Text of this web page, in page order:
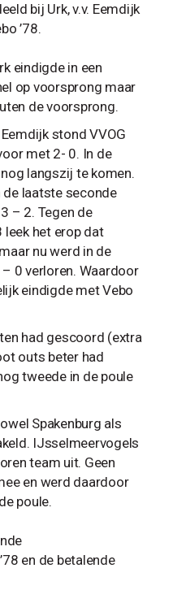
bij Urk, v.v. Eemdijk
’78.
eindigde in een
op voorsprong maar
de voorsprong.
stond VVOG
met 2- 0. In de
langszij te komen.
de laatste seconde
– 2. Tegen de
leek het erop dat
nu werd in de
0 verloren. Waardoor
eindigde met Vebo
had gescoord (extra
outs beter had
tweede in de poule
Spakenburg als
IJsselmeervogels
team uit. Geen
en werd daardoor
poule.
en de betalende